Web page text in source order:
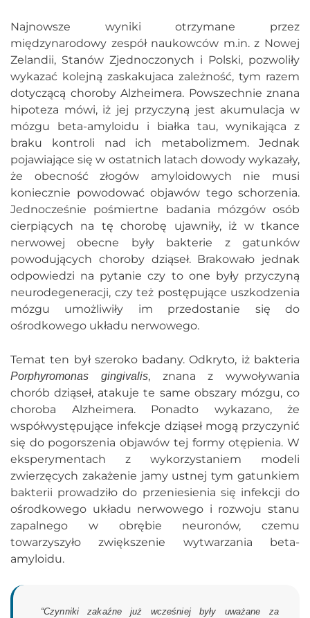
Najnowsze wyniki otrzymane przez
międzynarodowy zespół naukowców m.in. z Nowej
Zelandii, Stanów Zjednoczonych i Polski, pozwoliły
wykazać kolejną zaskakujaca zależność, tym razem
dotyczącą choroby Alzheimera. Powszechnie znana
hipoteza mówi, iż jej przyczyną jest akumulacja w
mózgu beta-amyloidu i białka tau, wynikająca z
braku kontroli nad ich metabolizmem. Jednak
pojawiające się w ostatnich latach dowody wykazały,
że obecność złogów amyloidowych nie musi
koniecznie powodować objawów tego schorzenia.
Jednocześnie pośmiertne badania mózgów osób
cierpiących na tę chorobę ujawniły, iż w tkance
nerwowej obecne były bakterie z gatunków
powodujących choroby dziąseł. Brakowało jednak
odpowiedzi na pytanie czy to one były przyczyną
neurodegeneracji, czy też postępujące uszkodzenia
mózgu umożliwiły im przedostanie się do
ośrodkowego układu nerwowego.
Temat ten był szeroko badany. Odkryto, iż bakteria
Porphyromonas gingivalis, znana z wywoływania
chorób dziąseł, atakuje te same obszary mózgu, co
choroba Alzheimera. Ponadto wykazano, że
współwystępujące infekcje dziąseł mogą przyczynić
się do pogorszenia objawów tej formy otępienia. W
eksperymentach z wykorzystaniem modeli
zwierzęcych zakażenie jamy ustnej tym gatunkiem
bakterii prowadziło do przeniesienia się infekcji do
ośrodkowego układu nerwowego i rozwoju stanu
zapalnego w obrębie neuronów, czemu
towarzyszyło zwiększenie wytwarzania beta-
amyloidu.
“Czynniki zakaźne już wcześniej były uważane za